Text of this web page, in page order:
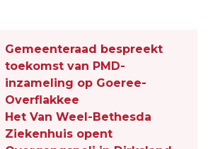
Gemeenteraad bespreekt
toekomst van PMD-
inzameling op Goeree-
Overflakkee
Het Van Weel-Bethesda
Ziekenhuis opent